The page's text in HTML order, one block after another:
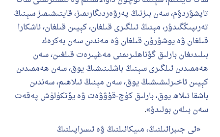
تاپشۇردۇم، سەن بىزنىڭ پەرۋەردىگارىمىز، قايتىشىمىز سېنىڭ
تەرىپىڭگىدۇر، مېنىڭ ئىلگىرى قىلغان، كېيىن قىلغان، ئاشكارا
قىلغان ۋە يوشۇرۇن قىلغان ۋە مەندىن سەن بەكرەك
بىلىدىغان بارلىق گۇناھلىرىمنى مەغپىرەت قىلغىن، سەن
ھەممىدىن ئىلگىرى سېنىڭ باشلىنىشىڭ يوق، سەن ھەممىدىن
كېيىن ئاخىرلىشىشىڭ يوق، سەن مېنىڭ ئىلاھىم، سەندىن
باشقا ئىلاھ يوق، بارلىق كۈچ-قۇۋۋەت ۋە يۆتكۈلۈش پەقەت
سەن بىلەن بولىدۇ .
ئى جىبرائىلنىڭ، مىيكائىلنىڭ ۋە ئىسراپىلنىڭ
مۇسلىم رىۋايەت قىلغان (1893) ھەدىس
ئىئائە